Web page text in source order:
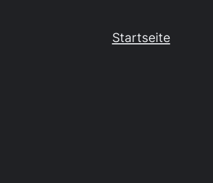
Startseite